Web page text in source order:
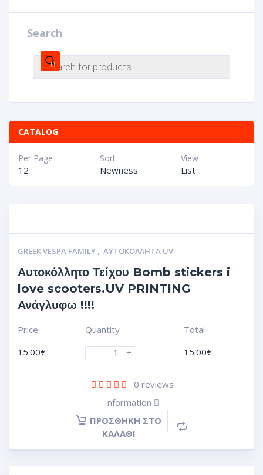
Search
CATALOG
View
List
Sort
Newness
Per Page
12
GREEK VESPA FAMILY , ΑΥΤΟΚΌΛΛΗΤΑ UV
Αυτοκόλλητο Τείχου Bomb stickers i
love scooters.UV PRINTING
Ανάγλυφω !!!!
Price
15.00€
Quantity
-
+
Total
15.00€
0 reviews
Information
ΠΡΟΣΘΉΚΗ ΣΤΟ
ΚΑΛΆΘΙ